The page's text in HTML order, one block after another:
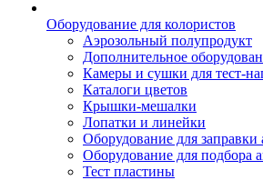
Оборудование для колористов
Аэрозольный полупродукт
Дополнительное
Камеры и сушки для тест-
Каталоги цветов
Крышки-мешалки
Лопатки и линейки
Оборудование для заправки
Оборудование для подбора
Тест пластины